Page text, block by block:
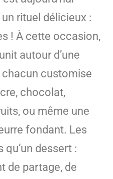
rituel délicieux :
! À cette occasion,
autour d’une
customise
chocolat,
ou même une
fondant. Les
dessert :
de partage, de